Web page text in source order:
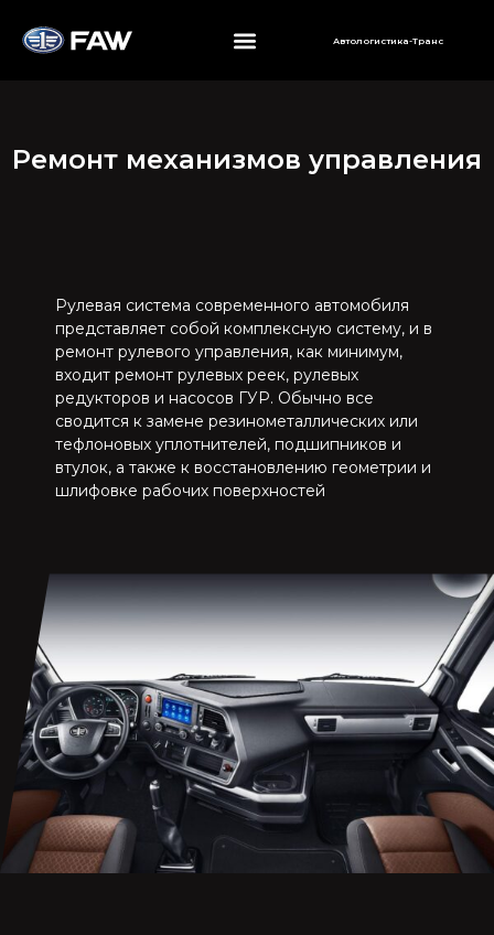
Автологистика-Транс
Ремонт механизмов управления
Рулевая система современного автомобиля
представляет собой комплексную систему, и в
ремонт рулевого управления, как минимум,
входит ремонт рулевых реек, рулевых
редукторов и насосов ГУР. Обычно все
сводится к замене резинометаллических или
тефлоновых уплотнителей, подшипников и
втулок, а также к восстановлению геометрии и
шлифовке рабочих поверхностей